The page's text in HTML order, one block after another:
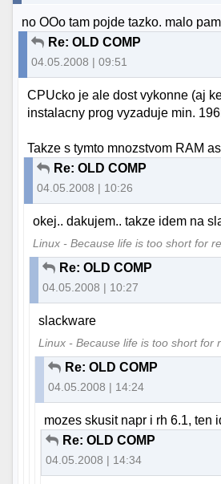
no OOo tam pojde tazko. malo
Re: OLD COMP
04.05.2008 | 09:51
CPUcko je ale dost vykonne (aj
instalacny prog vyzaduje min.
Takze s tymto mnozstvom RAM
Re: OLD COMP
04.05.2008 | 10:26
okej.. dakujem.. takze idem na
Linux - Because life is too short for
Re: OLD COMP
04.05.2008 | 10:27
slackware
Linux - Because life is too short for
Re: OLD COMP
04.05.2008 | 14:24
mozes skusit napr i rh 6.1, ten
Re: OLD COMP
04.05.2008 | 14:34